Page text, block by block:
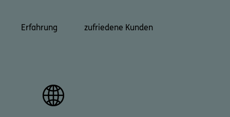
Erfahrung zufriedene Kunden